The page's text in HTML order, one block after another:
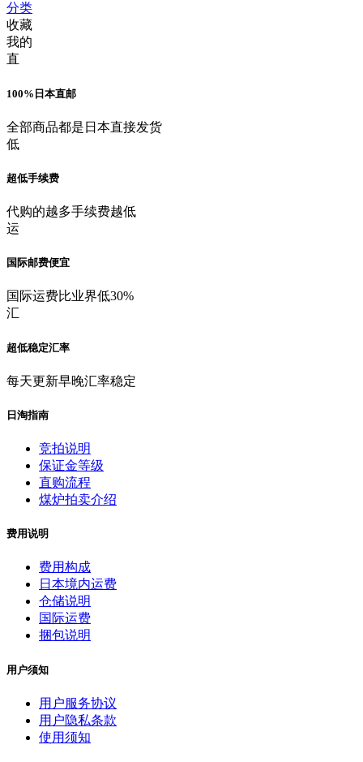
分类
收藏
我的
直
100%日本直邮
全部商品都是日本直接发货
低
超低手续费
代购的越多手续费越低
运
国际邮费便宜
国际运费比业界低30%
汇
超低稳定汇率
每天更新早晚汇率稳定
日淘指南
竞拍说明
保证金等级
直购流程
煤炉拍卖介绍
费用说明
费用构成
日本境内运费
仓储说明
国际运费
捆包说明
用户须知
用户服务协议
用户隐私条款
使用须知